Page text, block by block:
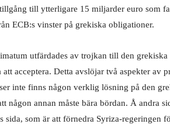
till ytterligare 15 miljarder euro som
ECB:s vinster på grekiska obligationer.
utfärdades av trojkan till den grekiska
acceptera. Detta avslöjar två aspekter av
inte finns någon verklig lösning på den
någon annan måste bära bördan. Å andra
som är att förnedra Syriza-regeringen